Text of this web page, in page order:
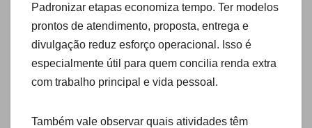
Padronizar etapas economiza tempo. Ter modelos
prontos de atendimento, proposta, entrega e
divulgação reduz esforço operacional. Isso é
especialmente útil para quem concilia renda extra
com trabalho principal e vida pessoal.
Também vale observar quais atividades têm